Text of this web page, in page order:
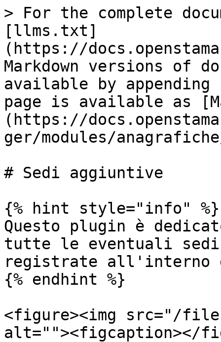
> For the complete
[llms.txt]
(https://
Markdown versions of
available by
page is available as
(https://
ger/modules/
# Sedi aggiuntive
{% hint style="info" %}
Questo plugin è
tutte le eventuali sedi
registrate all'interno di
{% endhint %}
<figure><img src="/files/
alt=""><figcaption></